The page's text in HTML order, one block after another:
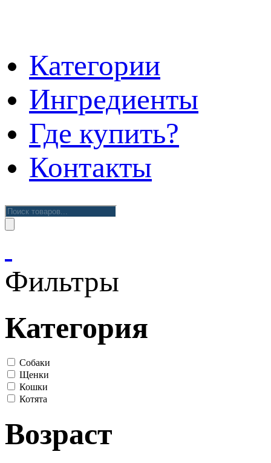
Категории
Ингредиенты
Где купить?
Контакты
Поиск
товаров
Фильтры
Категория
Собаки
Щенки
Кошки
Котята
Возраст